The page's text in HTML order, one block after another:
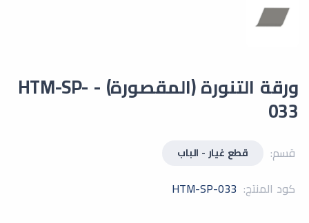
ورقة التنورة (المقصورة) - HTM-SP-
033
قسم: قطع غيار - الباب
كود المنتج: HTM-SP-033